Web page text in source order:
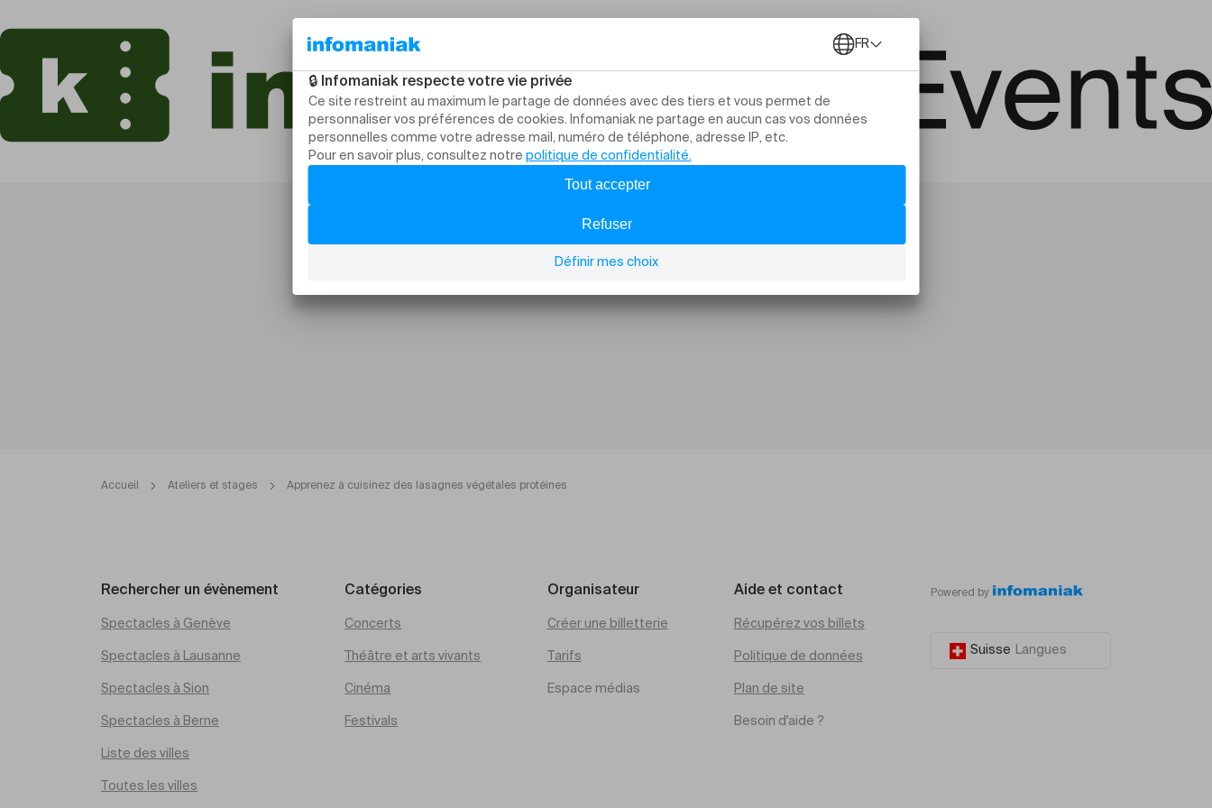
Accueil Ateliers et stages Apprenez à cuisinez des lasagnes végétales protéines
Rechercher un évènement
Spectacles à Genève
Spectacles à Lausanne
Spectacles à Sion
Spectacles à Berne
Liste des villes
Toutes les villes
Catégories
Concerts
Théâtre et arts vivants
Cinéma
Festivals
Organisateur
Créer une billetterie
Tarifs
Espace médias
Aide et contact
Récupérez vos billets
Politique de données
Plan de site
Besoin d'aide ?
Powered by
Suisse Langues